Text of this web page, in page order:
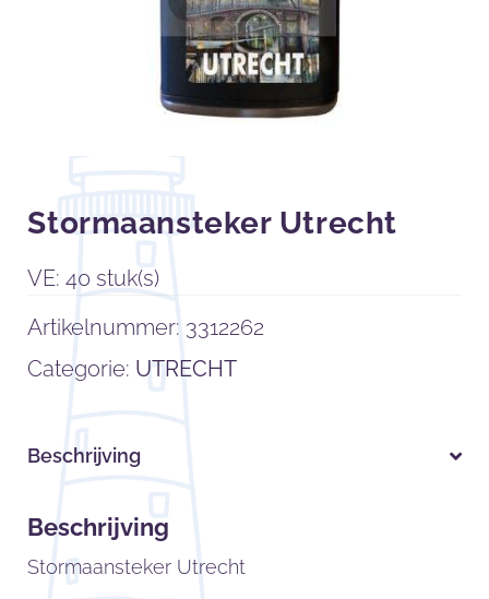
Stormaansteker Utrecht
VE: 40 stuk(s)
Artikelnummer: 3312262
Categorie: UTRECHT
Beschrijving
Beschrijving
Stormaansteker Utrecht